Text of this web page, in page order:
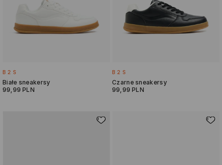
B2S
Białe sneakersy
99,99 PLN
B2S
Czarne sneakersy
99,99 PLN